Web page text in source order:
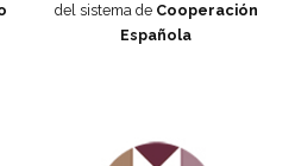
del sistema de Cooperación
Española